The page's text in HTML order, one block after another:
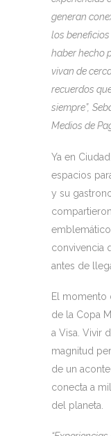
generan
los
haber hecho
vivan de
recuerdos
siempre”,
Medios de
Ya en
espacios
y su
convivencia
antes de
El momento
de la Copa
a Visa. Vivir
magnitud
de un
conecta a
del planeta.